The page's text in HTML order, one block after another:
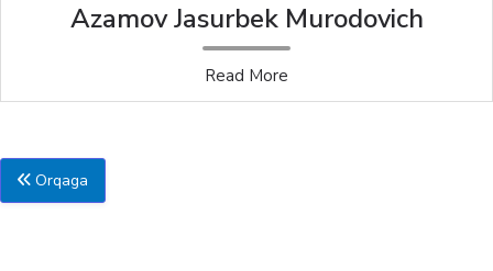
Azamov Jasurbek Murodovich
Read More
Orqaga